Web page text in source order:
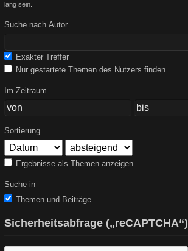
lang sein.
Suche nach Autor
Exakter Treffer
Nur gestartete Themen des Nutzers finden
Im Zeitraum
Sortierung
Ergebnisse als Themen anzeigen
Suche in
Themen und Beiträge
Sicherheitsabfrage („reCAPTCHA“)